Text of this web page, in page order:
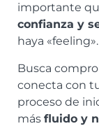
importante
confianza y
haya «feeling».
Busca
conecta con
proceso de
más fluido y